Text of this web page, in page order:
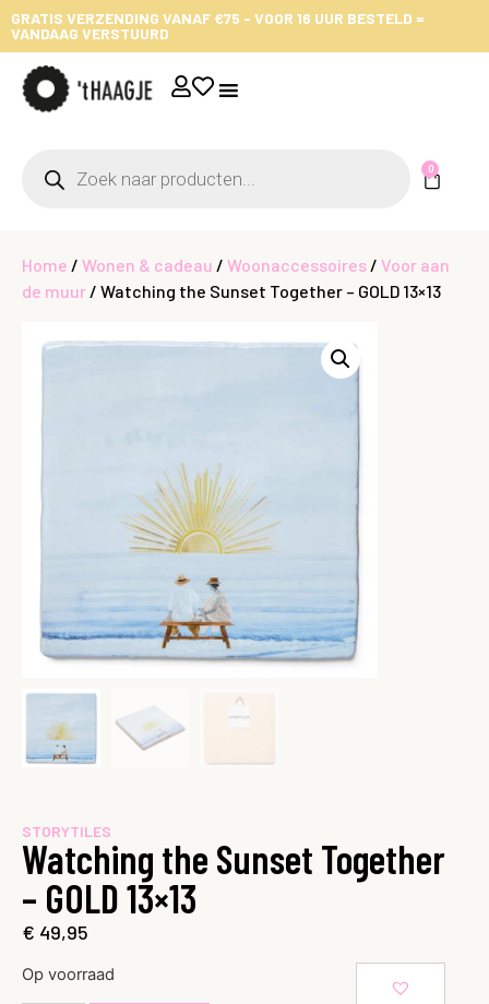
GRATIS VERZENDING VANAF €75 - VOOR 16 UUR BESTELD =
VANDAAG VERSTUURD
0
Home / Wonen & cadeau / Woonaccessoires / Voor aan
de muur / Watching the Sunset Together – GOLD 13×13
STORYTILES
Watching the Sunset Together
– GOLD 13×13
€ 49,95
Op voorraad